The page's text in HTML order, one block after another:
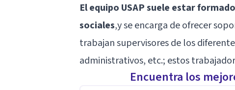
El equipo USAP suele estar
sociales,y se encarga de ofrecer
trabajan supervisores de los
administrativos, etc.; estos
Encuentra los